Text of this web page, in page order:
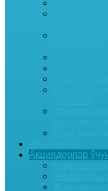
Акциядорлар